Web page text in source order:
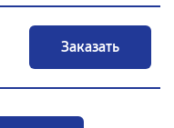
Заказать